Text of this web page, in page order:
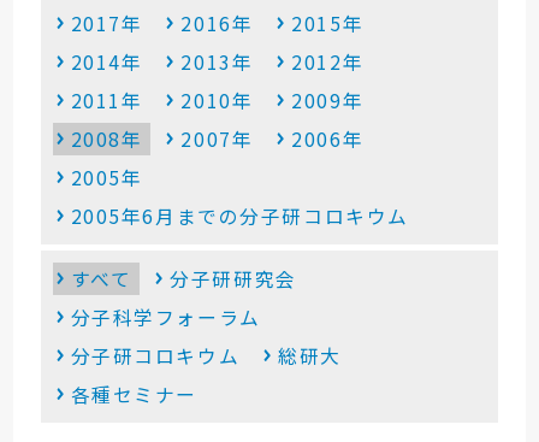
2017年
2016年
2015年
2014年
2013年
2012年
2011年
2010年
2009年
2008年
2007年
2006年
2005年
2005年6月までの分子研コロキウム
すべて
分子研研究会
分子科学フォーラム
分子研コロキウム
総研大
各種セミナー